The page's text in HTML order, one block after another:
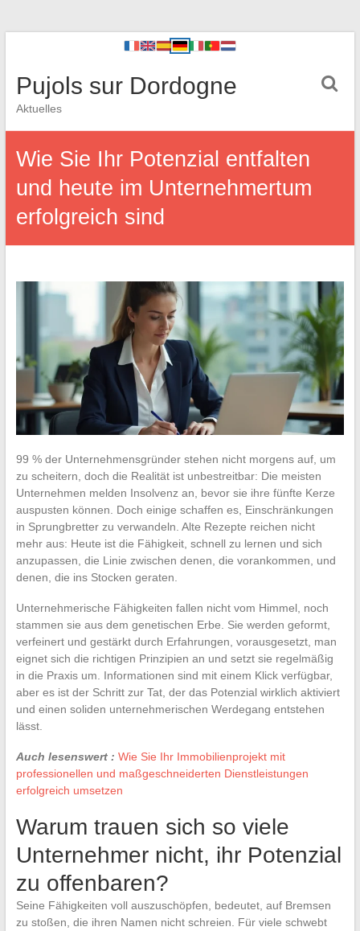
Pujols sur Dordogne
Aktuelles
Wie Sie Ihr Potenzial entfalten
und heute im Unternehmertum
erfolgreich sind
99 % der Unternehmensgründer stehen nicht morgens auf, um
zu scheitern, doch die Realität ist unbestreitbar: Die meisten
Unternehmen melden Insolvenz an, bevor sie ihre fünfte Kerze
auspusten können. Doch einige schaffen es, Einschränkungen
in Sprungbretter zu verwandeln. Alte Rezepte reichen nicht
mehr aus: Heute ist die Fähigkeit, schnell zu lernen und sich
anzupassen, die Linie zwischen denen, die vorankommen, und
denen, die ins Stocken geraten.
Unternehmerische Fähigkeiten fallen nicht vom Himmel, noch
stammen sie aus dem genetischen Erbe. Sie werden geformt,
verfeinert und gestärkt durch Erfahrungen, vorausgesetzt, man
eignet sich die richtigen Prinzipien an und setzt sie regelmäßig
in die Praxis um. Informationen sind mit einem Klick verfügbar,
aber es ist der Schritt zur Tat, der das Potenzial wirklich aktiviert
und einen soliden unternehmerischen Werdegang entstehen
lässt.
Auch lesenswert : Wie Sie Ihr Immobilienprojekt mit
professionellen und maßgeschneiderten Dienstleistungen
erfolgreich umsetzen
Warum trauen sich so viele
Unternehmer nicht, ihr Potenzial
zu offenbaren?
Seine Fähigkeiten voll auszuschöpfen, bedeutet, auf Bremsen
zu stoßen, die ihren Namen nicht schreien. Für viele schwebt